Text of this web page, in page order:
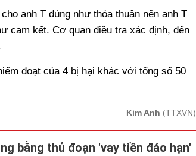
anh T đúng như thỏa thuận nên anh T
cam kết. Cơ quan điều tra xác định, đến
đoạt của 4 bị hại khác với tổng số 50
Kim Anh (TTXVN)
bằng thủ đoạn 'vay tiền đáo hạn'